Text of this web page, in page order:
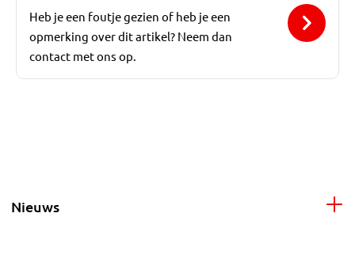
Heb je een foutje gezien of heb je een
opmerking over dit artikel? Neem dan
contact met ons op.
Nieuws